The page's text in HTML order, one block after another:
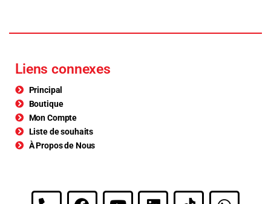
Liens connexes
Principal
Boutique
Mon Compte
Liste de souhaits
À Propos de Nous